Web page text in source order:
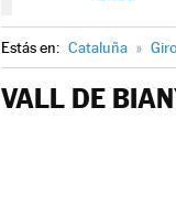
Estás en: Cataluña »
VALL DE